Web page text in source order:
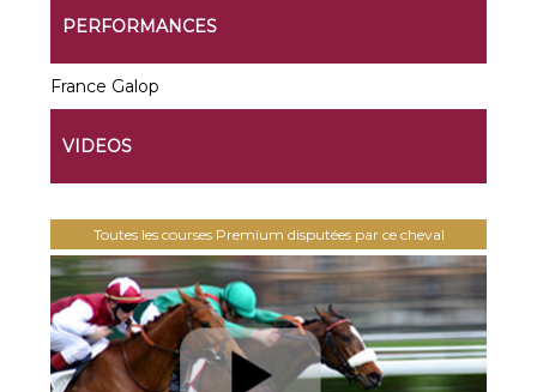
PERFORMANCES
France Galop
VIDEOS
Toutes les courses Premium disputées par ce cheval